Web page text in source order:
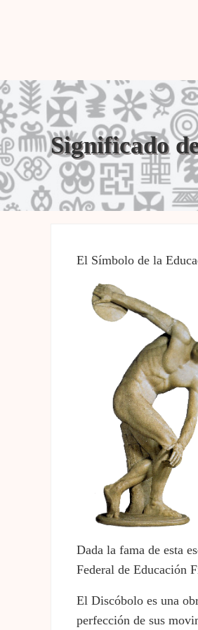
Significado
El Símbolo de la
Dada la fama de esta
Federal de Educación
El Discóbolo es una
perfección de sus